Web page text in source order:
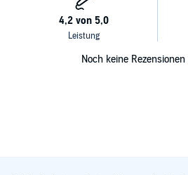
Noch keine